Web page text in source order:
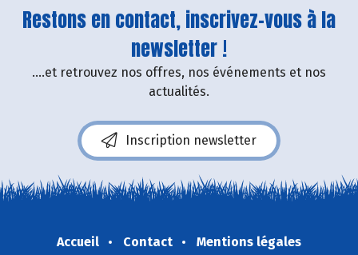
Restons en contact, inscrivez-vous à la
newsletter !
....et retrouvez nos offres, nos événements et nos
actualités.
Inscription newsletter
Accueil Contact
Mentions légales